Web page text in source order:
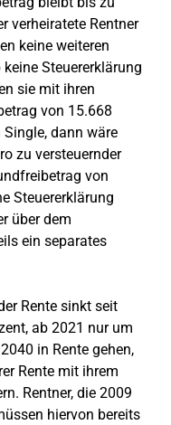
verheiratete Rentner
keine weiteren
Steuererklärung
sie mit ihren
von 15.668
dann wäre
zu versteuernder
von
Steuererklärung
über dem
ein separates
Rente sinkt seit
ab 2021 nur um
in Rente gehen,
Rente mit ihrem
Rentner, die 2009
hiervon bereits